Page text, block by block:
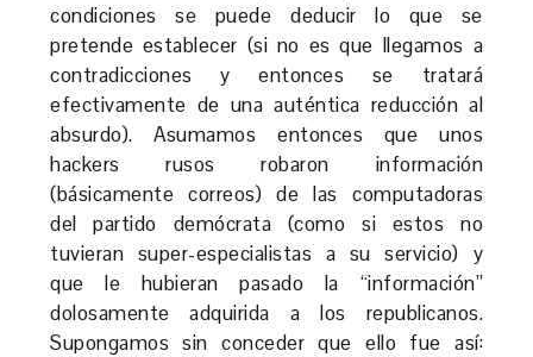
condiciones se puede deducir lo que se
pretende establecer (si no es que llegamos a
contradicciones y entonces se tratará
efectivamente de una auténtica reducción al
absurdo). Asumamos entonces que unos
hackers rusos robaron información
(básicamente correos) de las computadoras
del partido demócrata (como si estos no
tuvieran super-especialistas a su servicio) y
que le hubieran pasado la “información”
dolosamente adquirida a los republicanos.
Supongamos sin conceder que ello fue así: